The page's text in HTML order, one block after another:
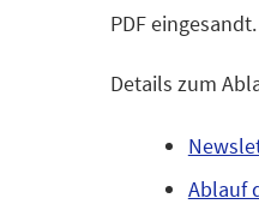
PDF
Details zum
Ablauf